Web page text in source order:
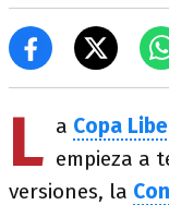
L a Copa
empieza a
versiones, la